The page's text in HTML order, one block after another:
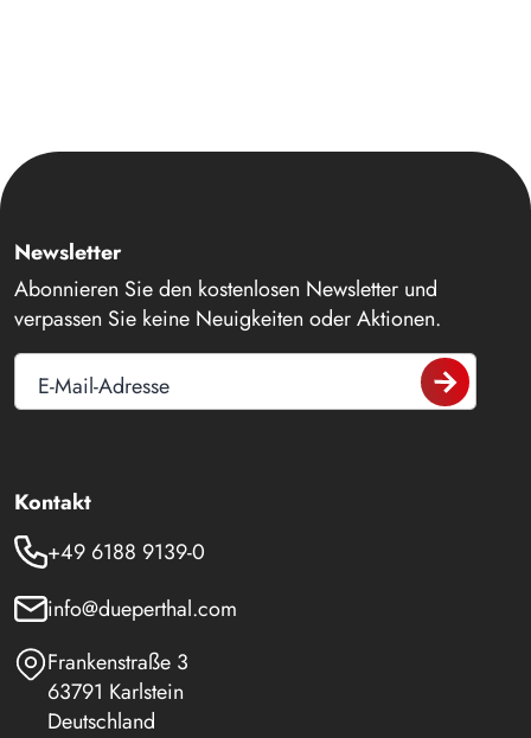
Newsletter
Abonnieren Sie den kostenlosen Newsletter und
verpassen Sie keine Neuigkeiten oder Aktionen.
E-Mail-Adresse
Kontakt
+49 6188 9139-0
info@dueperthal.com
Frankenstraße 3
63791 Karlstein
Deutschland